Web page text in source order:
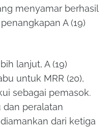
menyamar berhasil
A (19)
lanjut, A (19)
untuk MRR (20),
sebagai pemasok.
dan peralatan
dari ketiga